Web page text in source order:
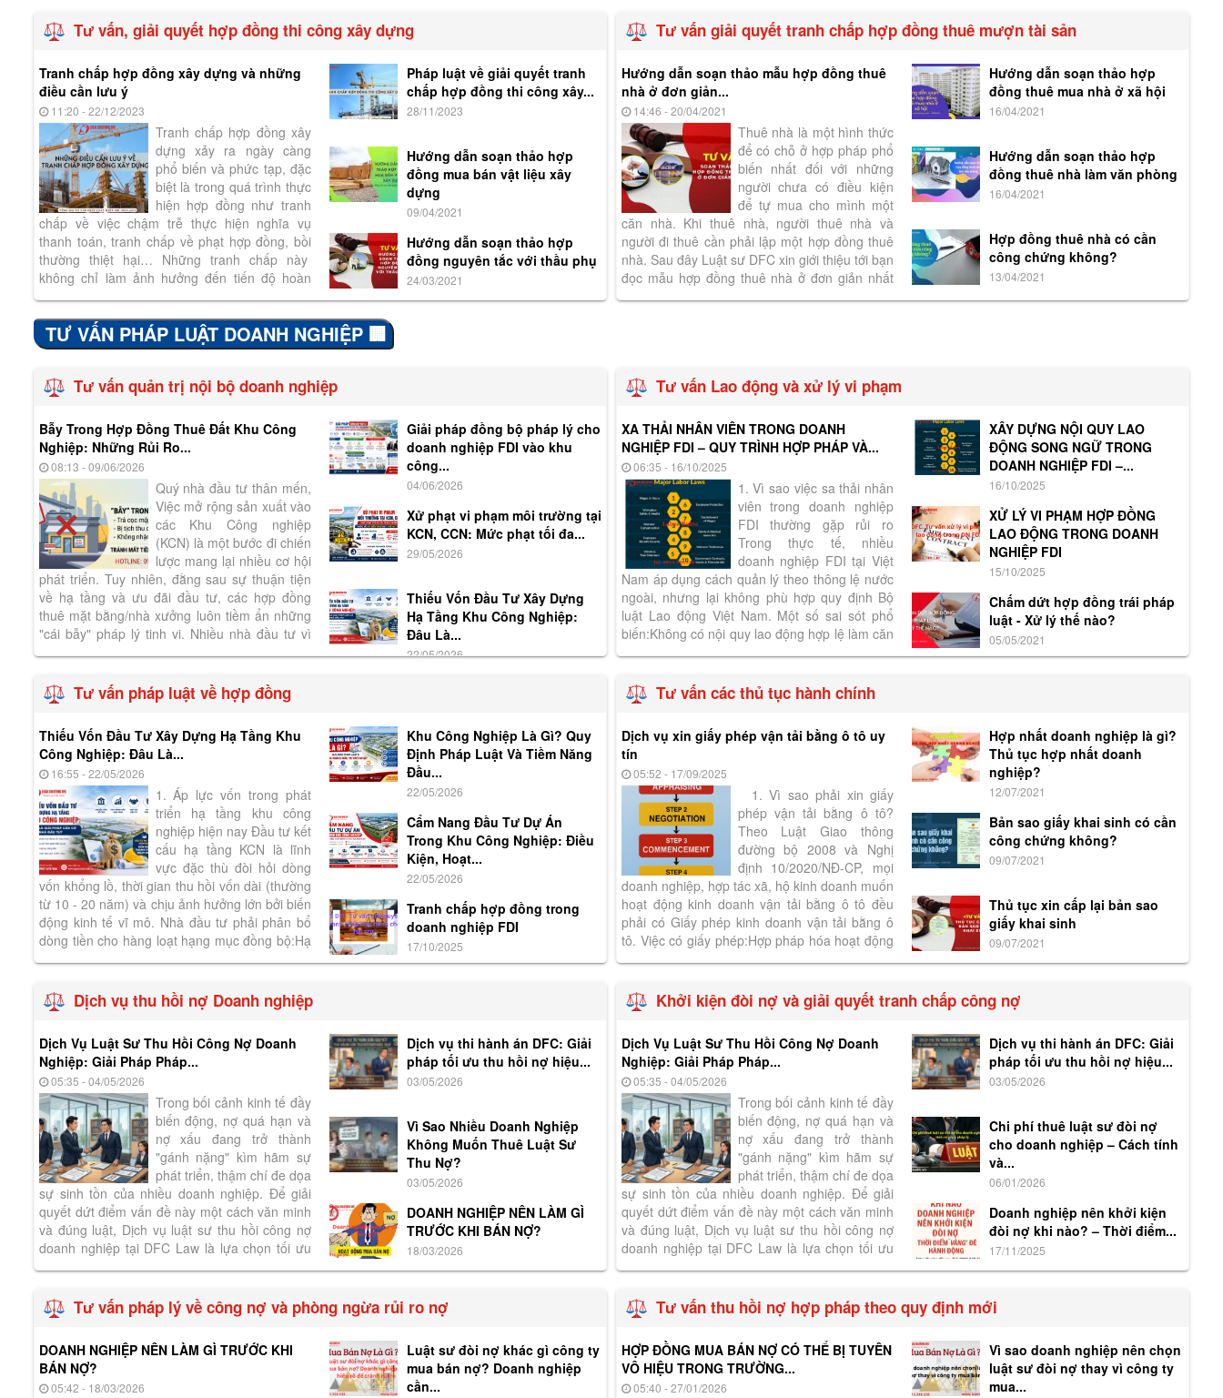
Tư vấn, giải quyết hợp đồng thi công xây dựng
Tranh chấp hợp đồng xây dựng và những
điều cần lưu ý
11:20 - 22/12/2023
Tranh chấp hợp đồng xây
dựng xảy ra ngày càng
phổ biến và phức tạp, đặc
biệt là trong quá trình thực
hiện hợp đồng như tranh
chấp về việc chậm trễ thực hiện nghĩa vụ
thanh toán, tranh chấp về phạt hợp đồng, bồi
thường thiệt hại… Những tranh chấp này
không chỉ làm ảnh hưởng đến tiến độ hoàn
Pháp luật về giải quyết tranh
chấp hợp đồng thi công xây...
28/11/2023
Hướng dẫn soạn thảo hợp
đồng mua bán vật liệu xây
dựng
09/04/2021
Hướng dẫn soạn thảo hợp
đồng nguyên tắc với thầu phụ
24/03/2021
Tư vấn giải quyết tranh chấp hợp đồng thuê mượn tài sản
Hướng dẫn soạn thảo mẫu hợp đồng thuê
nhà ở đơn giản...
14:46 - 20/04/2021
Thuê nhà là một hình thức
để có chỗ ở hợp pháp phổ
biến nhất đối với những
người chưa có điều kiện
để tự mua cho mình một
căn nhà. Khi thuê nhà, người thuê nhà và
người đi thuê cần phải lập một hợp đồng thuê
nhà. Sau đây Luật sư DFC xin giới thiệu tới bạn
đọc mẫu hợp đồng thuê nhà ở đơn giản nhất
Hướng dẫn soạn thảo hợp
đồng thuê mua nhà ở xã hội
16/04/2021
Hướng dẫn soạn thảo hợp
đồng thuê nhà làm văn phòng
16/04/2021
Hợp đồng thuê nhà có cần
công chứng không?
13/04/2021
TƯ VẤN PHÁP LUẬT DOANH NGHIỆP 🏢
Tư vấn quản trị nội bộ doanh nghiệp
Bẫy Trong Hợp Đồng Thuê Đất Khu Công
Nghiệp: Những Rủi Ro...
08:13 - 09/06/2026
Quý nhà đầu tư thân mến,
Việc mở rộng sản xuất vào
các Khu Công nghiệp
(KCN) là một bước đi chiến
lược mang lại nhiều cơ hội
phát triển. Tuy nhiên, đằng sau sự thuận tiện
về hạ tầng và ưu đãi đầu tư, các hợp đồng
thuê mặt bằng/nhà xưởng luôn tiềm ẩn những
"cái bẫy" pháp lý tinh vi. Nhiều nhà đầu tư vì
Giải pháp đồng bộ pháp lý cho
doanh nghiệp FDI vào khu
công...
04/06/2026
Xử phạt vi phạm môi trường tại
KCN, CCN: Mức phạt tối đa...
29/05/2026
Thiếu Vốn Đầu Tư Xây Dựng
Hạ Tầng Khu Công Nghiệp:
Đâu Là...
22/05/2026
Tư vấn Lao động và xử lý vi phạm
XA THẢI NHÂN VIÊN TRONG DOANH
NGHIỆP FDI – QUY TRÌNH HỢP PHÁP VÀ...
06:35 - 16/10/2025
1. Vì sao việc sa thải nhân
viên trong doanh nghiệp
FDI thường gặp rủi ro
Trong thực tế, nhiều
doanh nghiệp FDI tại Việt
Nam áp dụng cách quản lý theo thông lệ nước
ngoài, nhưng lại không phù hợp quy định Bộ
luật Lao động Việt Nam. Một số sai sót phổ
biến:Không có nội quy lao động hợp lệ làm căn
XÂY DỰNG NỘI QUY LAO
ĐỘNG SONG NGỮ TRONG
DOANH NGHIỆP FDI –...
16/10/2025
XỬ LÝ VI PHẠM HỢP ĐỒNG
LAO ĐỘNG TRONG DOANH
NGHIỆP FDI
15/10/2025
Chấm dứt hợp đồng trái pháp
luật - Xử lý thế nào?
05/05/2021
Tư vấn pháp luật về hợp đồng
Thiếu Vốn Đầu Tư Xây Dựng Hạ Tầng Khu
Công Nghiệp: Đâu Là...
16:55 - 22/05/2026
1. Áp lực vốn trong phát
triển hạ tầng khu công
nghiệp hiện nay Đầu tư kết
cấu hạ tầng KCN là lĩnh
vực đặc thù đòi hỏi dòng
vốn khổng lồ, thời gian thu hồi vốn dài (thường
từ 10 - 20 năm) và chịu ảnh hưởng lớn bởi biến
động kinh tế vĩ mô. Nhà đầu tư phải phân bổ
dòng tiền cho hàng loạt hạng mục đồng bộ:Hạ
Khu Công Nghiệp Là Gì? Quy
Định Pháp Luật Và Tiềm Năng
Đầu...
22/05/2026
Cẩm Nang Đầu Tư Dự Án
Trong Khu Công Nghiệp: Điều
Kiện, Hoạt...
22/05/2026
Tranh chấp hợp đồng trong
doanh nghiệp FDI
17/10/2025
Tư vấn các thủ tục hành chính
Dịch vụ xin giấy phép vận tải bằng ô tô uy
tín
05:52 - 17/09/2025
1. Vì sao phải xin giấy
phép vận tải bằng ô tô?
Theo Luật Giao thông
đường bộ 2008 và Nghị
định 10/2020/NĐ-CP, mọi
doanh nghiệp, hợp tác xã, hộ kinh doanh muốn
hoạt động kinh doanh vận tải bằng ô tô đều
phải có Giấy phép kinh doanh vận tải bằng ô
tô. Việc có giấy phép:Hợp pháp hóa hoạt động
Hợp nhất doanh nghiệp là gì?
Thủ tục hợp nhất doanh
nghiệp?
12/07/2021
Bản sao giấy khai sinh có cần
công chứng không?
09/07/2021
Thủ tục xin cấp lại bản sao
giấy khai sinh
09/07/2021
Dịch vụ thu hồi nợ Doanh nghiệp
Dịch Vụ Luật Sư Thu Hồi Công Nợ Doanh
Nghiệp: Giải Pháp Pháp...
05:35 - 04/05/2026
Trong bối cảnh kinh tế đầy
biến động, nợ quá hạn và
nợ xấu đang trở thành
"gánh nặng" kìm hãm sự
phát triển, thậm chí đe dọa
sự sinh tồn của nhiều doanh nghiệp. Để giải
quyết dứt điểm vấn đề này một cách văn minh
và đúng luật, Dịch vụ luật sư thu hồi công nợ
doanh nghiệp tại DFC Law là lựa chọn tối ưu
Dịch vụ thi hành án DFC: Giải
pháp tối ưu thu hồi nợ hiệu...
03/05/2026
Vì Sao Nhiều Doanh Nghiệp
Không Muốn Thuê Luật Sư
Thu Nợ?
03/05/2026
DOANH NGHIỆP NÊN LÀM GÌ
TRƯỚC KHI BÁN NỢ?
18/03/2026
Khởi kiện đòi nợ và giải quyết tranh chấp công nợ
Dịch Vụ Luật Sư Thu Hồi Công Nợ Doanh
Nghiệp: Giải Pháp Pháp...
05:35 - 04/05/2026
Trong bối cảnh kinh tế đầy
biến động, nợ quá hạn và
nợ xấu đang trở thành
"gánh nặng" kìm hãm sự
phát triển, thậm chí đe dọa
sự sinh tồn của nhiều doanh nghiệp. Để giải
quyết dứt điểm vấn đề này một cách văn minh
và đúng luật, Dịch vụ luật sư thu hồi công nợ
doanh nghiệp tại DFC Law là lựa chọn tối ưu
Dịch vụ thi hành án DFC: Giải
pháp tối ưu thu hồi nợ hiệu...
03/05/2026
Chi phí thuê luật sư đòi nợ
cho doanh nghiệp – Cách tính
và...
06/01/2026
Doanh nghiệp nên khởi kiện
đòi nợ khi nào? – Thời điểm...
17/11/2025
Tư vấn pháp lý về công nợ và phòng ngừa rủi ro nợ
DOANH NGHIỆP NÊN LÀM GÌ TRƯỚC KHI
BÁN NỢ?
05:42 - 18/03/2026
Luật sư đòi nợ khác gì công ty
mua bán nợ? Doanh nghiệp
cần...
Tư vấn thu hồi nợ hợp pháp theo quy định mới
HỢP ĐỒNG MUA BÁN NỢ CÓ THỂ BỊ TUYÊN
VÔ HIỆU TRONG TRƯỜNG...
05:40 - 27/01/2026
Vì sao doanh nghiệp nên chọn
luật sư đòi nợ thay vì công ty
mua...